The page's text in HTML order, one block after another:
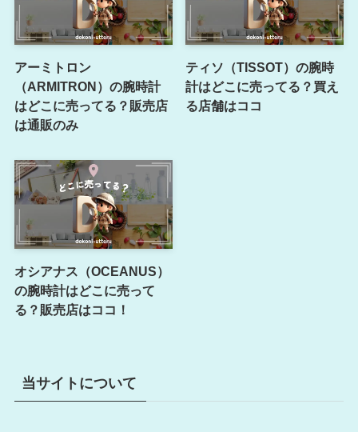
アーミトロン
（ARMITRON）の腕時計
はどこに売ってる？販売店
は通販のみ
ティソ（TISSOT）の腕時
計はどこに売ってる？買え
る店舗はココ
オシアナス（OCEANUS）
の腕時計はどこに売って
る？販売店はココ！
当サイトについて